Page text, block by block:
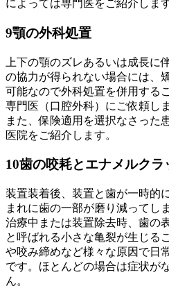
によっては専門医をご紹介します
9顎の外科処置
上下の顎のズレあるいは成長に
の協力が得られない場合には、
可能なので外科処置を併用する
専門医（口腔外科）にご依頼しま
また、保険適用を選択なさった
医院をご紹介します。
10歯の咬耗とエナメルクラ
装置装着後、装置と歯が一時的
まれに歯の一部が磨り減ってし
治療中または装置除去時、歯の
と呼ばれる小さな亀裂が生じる
や咬み締めなど様々な原因で日
です。ほとんどの場合は症状が
ん。